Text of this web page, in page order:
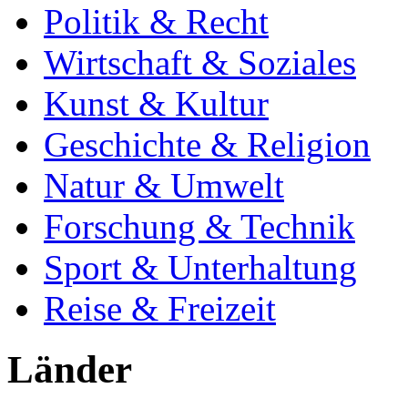
Politik & Recht
Wirtschaft & Soziales
Kunst & Kultur
Geschichte & Religion
Natur & Umwelt
Forschung & Technik
Sport & Unterhaltung
Reise & Freizeit
Länder